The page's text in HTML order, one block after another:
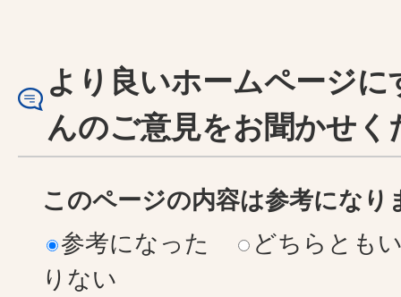
より良いホームページ
んのご意見をお聞かせく
このページの内容は参考になり
参考になった
どちらとも
りない